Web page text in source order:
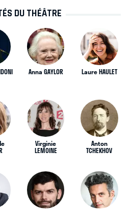
DU THÉÂTRE
Anna GAYLOR Laure HAULET
Virginie
LEMOINE
Anton
TCHEKHOV